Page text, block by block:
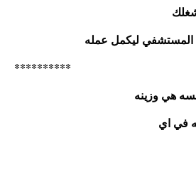
المستشفي ليكمل عمله
**********
هي وزينه
في اي